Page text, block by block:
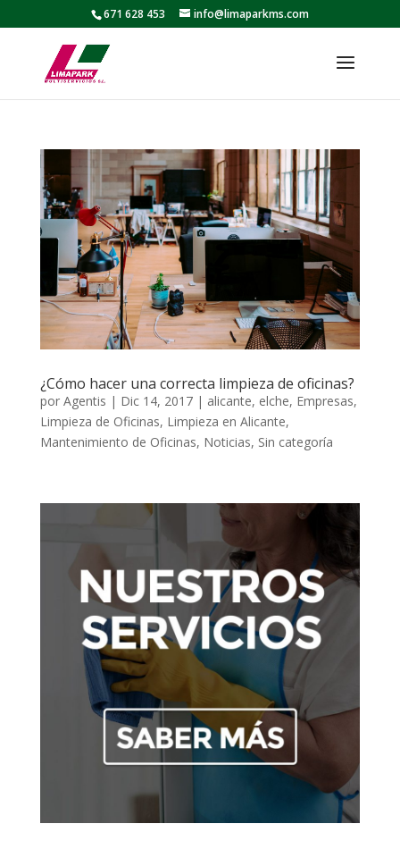
671 628 453 info@limaparkms.com
¿Cómo hacer una correcta limpieza de oficinas?
por Agentis | Dic 14, 2017| alicante, elche, Empresas,
Limpieza de Oficinas, Limpieza en Alicante,
Mantenimiento de Oficinas, Noticias, Sin categoría